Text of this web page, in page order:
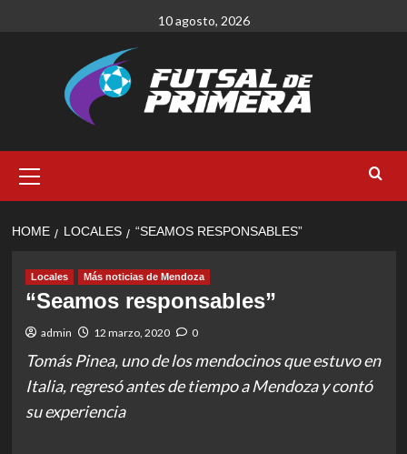
10 agosto, 2026
Menu
HOME LOCALES “SEAMOS RESPONSABLES”
Locales Más noticias de Mendoza
“Seamos responsables”
admin 12 marzo, 2020 0
Tomás Pinea, uno de los mendocinos que estuvo en
Italia, regresó antes de tiempo a Mendoza y contó
su experiencia